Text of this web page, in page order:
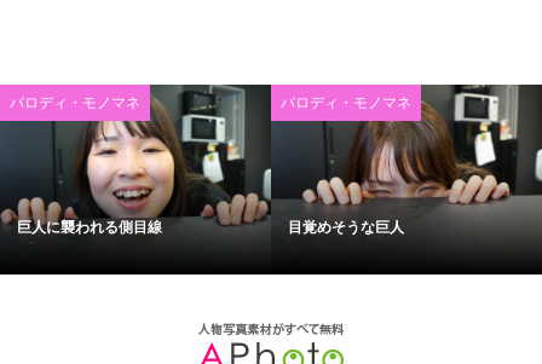
パロディ・モノマネ
巨人に襲われる側目線
パロディ・モノマネ
目覚めそうな巨人